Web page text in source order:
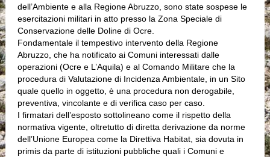
dell’Ambiente e alla Regione Abruzzo, sono state sospese le
esercitazioni militari in atto presso la Zona Speciale di
Conservazione delle Doline di Ocre.
Fondamentale il tempestivo intervento della Regione
Abruzzo, che ha notificato ai Comuni interessati dalle
operazioni (Ocre e L’Aquila) e al Comando Militare che la
procedura di Valutazione di Incidenza Ambientale, in un Sito
quale quello in oggetto, è una procedura non derogabile,
preventiva, vincolante e di verifica caso per caso.
I firmatari dell’esposto sottolineano come il rispetto della
normativa vigente, oltretutto di diretta derivazione da norme
dell’Unione Europea come la Direttiva Habitat, sia dovuta in
primis da parte di istituzioni pubbliche quali i Comuni e